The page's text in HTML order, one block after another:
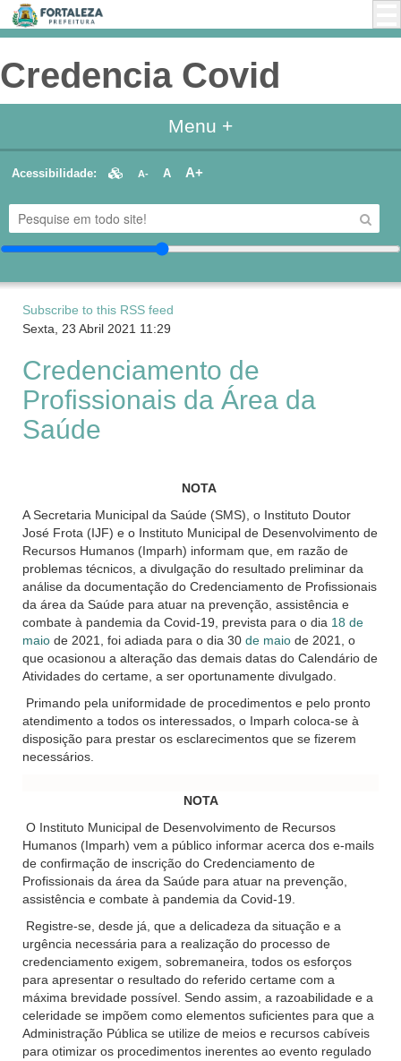
Credencia Covid
Menu +
Acessibilidade: A- A A+
Subscribe to this RSS feed
Sexta, 23 Abril 2021 11:29
Credenciamento de
Profissionais da Área da
Saúde
NOTA
A Secretaria Municipal da Saúde (SMS), o Instituto Doutor
José Frota (IJF) e o Instituto Municipal de Desenvolvimento de
Recursos Humanos (Imparh) informam que, em razão de
problemas técnicos, a divulgação do resultado preliminar da
análise da documentação do Credenciamento de Profissionais
da área da Saúde para atuar na prevenção, assistência e
combate à pandemia da Covid-19, prevista para o dia 18 de
maio de 2021, foi adiada para o dia 30 de maio de 2021, o
que ocasionou a alteração das demais datas do Calendário de
Atividades do certame, a ser oportunamente divulgado.
Primando pela uniformidade de procedimentos e pelo pronto
atendimento a todos os interessados, o Imparh coloca-se à
disposição para prestar os esclarecimentos que se fizerem
necessários.
NOTA
O Instituto Municipal de Desenvolvimento de Recursos
Humanos (Imparh) vem a público informar acerca dos e-mails
de confirmação de inscrição do Credenciamento de
Profissionais da área da Saúde para atuar na prevenção,
assistência e combate à pandemia da Covid-19.
Registre-se, desde já, que a delicadeza da situação e a
urgência necessária para a realização do processo de
credenciamento exigem, sobremaneira, todos os esforços
para apresentar o resultado do referido certame com a
máxima brevidade possível. Sendo assim, a razoabilidade e a
celeridade se impõem como elementos suficientes para que a
Administração Pública se utilize de meios e recursos cabíveis
para otimizar os procedimentos inerentes ao evento regulado